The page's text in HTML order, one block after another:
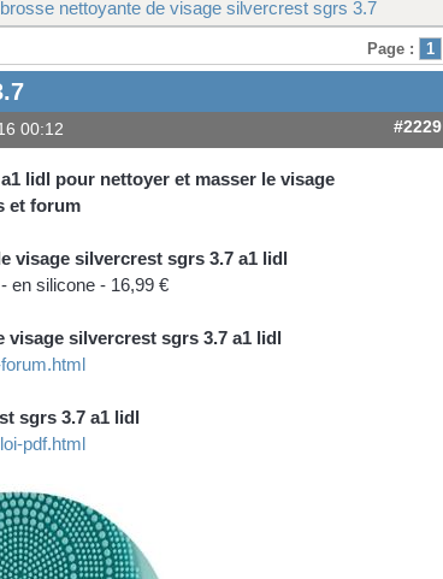
brosse nettoyante de visage silvercrest sgrs 3.7
Page : 1
00:12 #2229
lidl pour nettoyer et masser le visage
et forum
visage silvercrest sgrs 3.7 a1 lidl
en silicone - 16,99 €
silvercrest sgrs 3.7 a1 lidl
sgrs 3.7 a1 lidl
pdf.html